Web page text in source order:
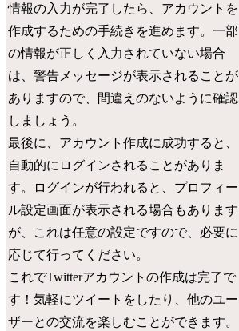
情報の入力が完了したら、アカウントを
作成するための手続きを進めます。一部
の情報が正しく入力されていない場合
は、警告メッセージが表示されることが
ありますので、間違えのないように確認
しましょう。
最後に、アカウント作成に成功すると、
自動的にログインされることがありま
す。ログインが行われると、プロフィー
ル設定画面が表示される場合もあります
が、これは任意の設定ですので、必要に
応じて行ってください。
これでTwitterアカウントの作成は完了で
す！気軽にツイートをしたり、他のユー
ザーとの交流を楽しむことができます。